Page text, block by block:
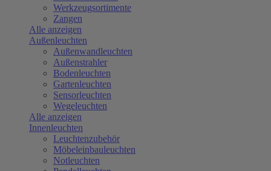
Werkzeugsortimente
Zangen
Alle anzeigen
Außenleuchten
Außenwandleuchten
Außenstrahler
Bodenleuchten
Gartenleuchten
Sensorleuchten
Wegeleuchten
Alle anzeigen
Innenleuchten
Leuchtenzubehör
Möbeleinbauleuchten
Notleuchten